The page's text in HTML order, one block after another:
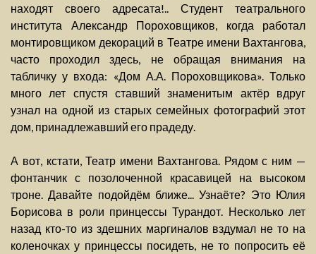
находят своего адресата!.. Студент театрального
института Александр Пороховщиков, когда работал
монтировщиком декораций в Театре имени Вахтангова,
часто проходил здесь, не обращая внимания на
табличку у входа: «Дом А.А. Пороховщикова». Только
много лет спустя ставший знаменитым актёр вдруг
узнал на одной из старых семейных фотографий этот
дом, принадлежавший его прадеду.
А вот, кстати, Театр имени Вахтангова. Рядом с ним —
фонтанчик с позолоченной красавицей на высоком
троне. Давайте подойдём ближе... Узнаёте? Это Юлия
Борисова в роли принцессы Турандот. Несколько лет
назад кто-то из здешних маргиналов вздумал не то на
коленочках у принцессы посидеть, не то попросить её